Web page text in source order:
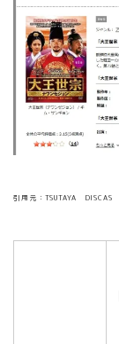
引用元：TSUTAYA DISCAS